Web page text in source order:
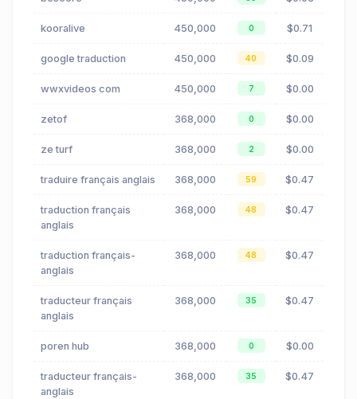
kooralive 450,000 0 $0.71
google traduction 450,000 40 $0.09
wwxvideos com 450,000 7 $0.00
zetof 368,000 0 $0.00
ze turf 368,000 2 $0.00
traduire français anglais 368,000 59 $0.47
traduction français
anglais
368,000 48 $0.47
traduction français-
anglais
368,000 48 $0.47
traducteur français
anglais
368,000 35 $0.47
poren hub 368,000 0 $0.00
traducteur français-
anglais
368,000 35 $0.47